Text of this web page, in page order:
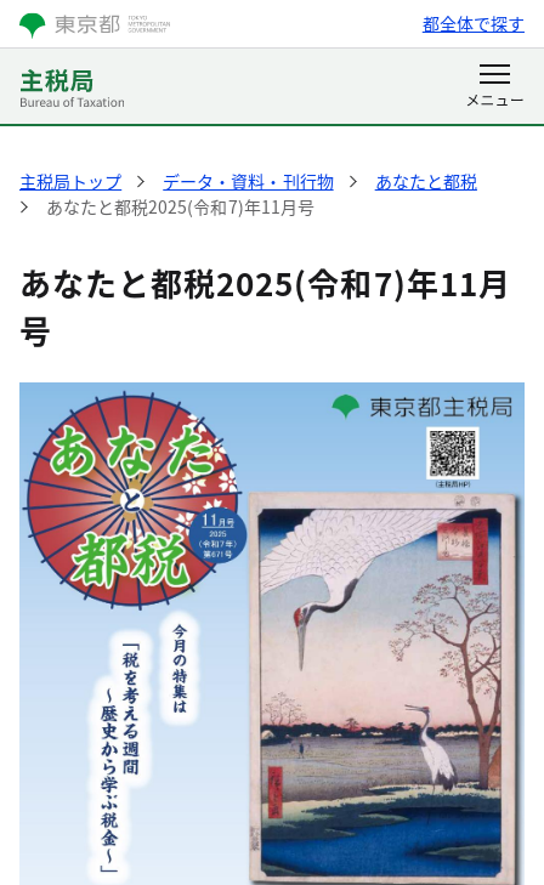
都全体で探す
主税局トップ データ・資料・刊行物
あなたと都税
あなたと都税2025(令和7)年11月号
あなたと都税2025(令和7)年11月
号